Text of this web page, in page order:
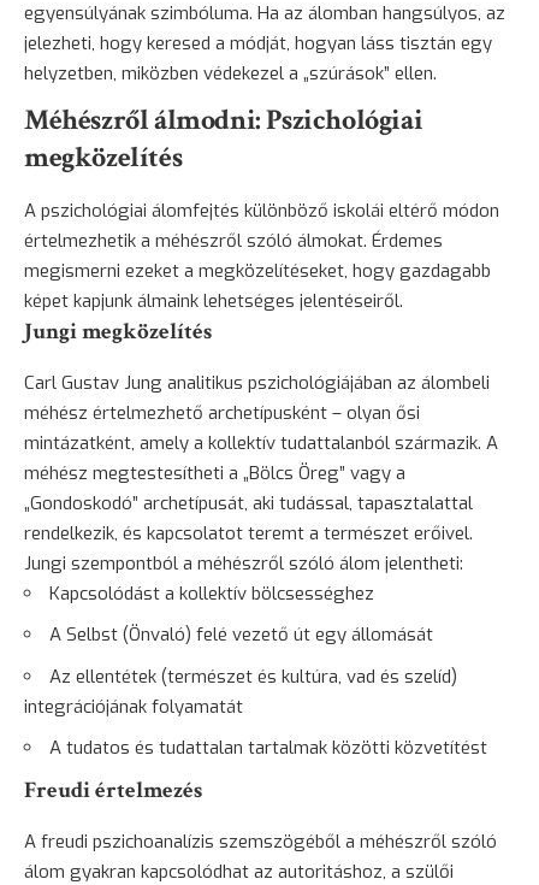
egyensúlyának szimbóluma. Ha az álomban hangsúlyos, az
jelezheti, hogy keresed a módját, hogyan láss tisztán egy
helyzetben, miközben védekezel a „szúrások” ellen.
Méhészről álmodni: Pszichológiai
megközelítés
A pszichológiai álomfejtés különböző iskolái eltérő módon
értelmezhetik a méhészről szóló álmokat. Érdemes
megismerni ezeket a megközelítéseket, hogy gazdagabb
képet kapjunk álmaink lehetséges jelentéseiről.
Jungi megközelítés
Carl Gustav Jung analitikus pszichológiájában az álombeli
méhész értelmezhető archetípusként – olyan ősi
mintázatként, amely a kollektív tudattalanból származik. A
méhész megtestesítheti a „Bölcs Öreg” vagy a
„Gondoskodó” archetípusát, aki tudással, tapasztalattal
rendelkezik, és kapcsolatot teremt a természet erőivel.
Jungi szempontból a méhészről szóló álom jelentheti:
Kapcsolódást a kollektív bölcsességhez
A Selbst (Önvaló) felé vezető út egy állomását
Az ellentétek (természet és kultúra, vad és szelíd)
integrációjának folyamatát
A tudatos és tudattalan tartalmak közötti közvetítést
Freudi értelmezés
A freudi pszichoanalízis szemszögéből a méhészről szóló
álom gyakran kapcsolódhat az autoritáshoz, a szülői